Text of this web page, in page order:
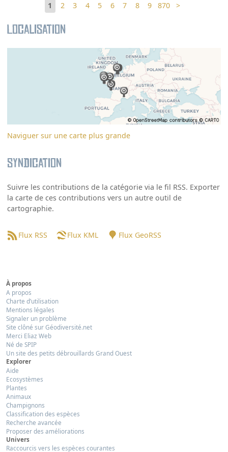
1 2 3 4 5 6 7 8 9 870 >
Localisation
Naviguer sur une carte plus grande
Syndication
Suivre les contributions de la catégorie via le fil RSS. Exporter
la carte de ces contributions vers un autre outil de
cartographie.
Flux RSS Flux KML Flux GeoRSS
À propos
A propos
Charte d’utilisation
Mentions légales
Signaler un problème
Site clôné sur Géodiversité.net
Merci Eliaz Web
Né de SPIP
Un site des petits débrouillards Grand Ouest
Explorer
Aide
Ecosystèmes
Plantes
Animaux
Champignons
Classification des espèces
Recherche avancée
Proposer des améliorations
Univers
Raccourcis vers les espèces courantes